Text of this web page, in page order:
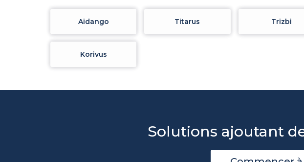
Aidango Titarus Trizbi
Korivus
Solutions ajoutant